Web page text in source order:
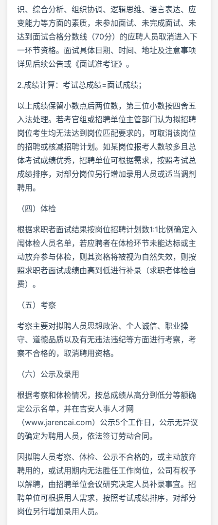
识、综合分析、组织协调、逻辑思维、语言表达、应
变能力等方面的素质，未参加面试、未完成面试、未
达到面试合格分数线（70分）的应聘人员取消进入下
一环节资格。面试具体日期、时间、地址及注意事项
详见后续公告或《面试准考证》。
2.成绩计算：考试总成绩=面试成绩；
以上成绩保留小数点后两位数，第三位小数按四舍五
入法处理。若考官组或招聘单位主管部门认为拟招聘
岗位考生均无法达到岗位匹配要求的，可取消该岗位
的招聘或核减招聘计划。如某岗位报考人数较多且总
体考试成绩优秀，招聘单位可根据需求，按照考试总
成绩排序，对部分岗位另行增加录用人员或适当调剂
聘用。
（四）体检
根据求职者面试结果按岗位招聘计划数1:1比例确定入
闱体检人员名单，若应聘者在体检环节未能达标或主
动放弃参与体检，则其资格将被视为自然失效，则按
照求职者面试成绩由高到低进行补录（求职者体检自
费）。
（五）考察
考察主要对拟聘人员思想政治、个人诚信、职业操
守、道德品质以及有无违法违纪等方面进行考察，考
察不合格的，取消聘用资格。
（六）公示及录用
根据考察和体检情况，按总成绩从高分到低分等额确
定公示名单，并在吉安人事人才网
（www.jarencai.com）公示5个工作日，公示无异议
的确定为聘用人员，依法签订劳动合同。
因拟聘人员考察、体检、公示不合格的，或主动放弃
聘用的，或试用期内无法胜任工作岗位，公司有权予
以解聘，由招聘单位会议研究决定人员补录事宜。招
聘单位可根据用人需求，按照考试成绩排序，对部分
岗位另行增加录用人员。